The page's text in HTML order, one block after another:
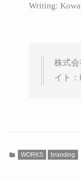
Writing:
株式
イト：
WORKS branding